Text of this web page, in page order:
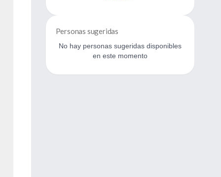
Personas sugeridas
No hay personas sugeridas disponibles
en este momento